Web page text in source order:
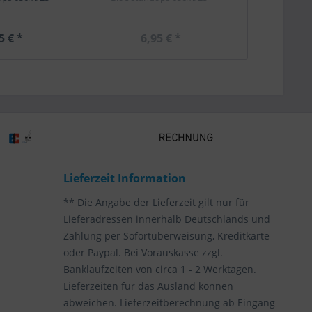
€ * 6,95 € *
Lieferzeit Information
** Die Angabe der Lieferzeit gilt nur für
Lieferadressen innerhalb Deutschlands und
Zahlung per Sofortüberweisung, Kreditkarte
oder Paypal. Bei Vorauskasse zzgl.
Banklaufzeiten von circa 1 - 2 Werktagen.
Lieferzeiten für das Ausland können
abweichen. Lieferzeitberechnung ab Eingang